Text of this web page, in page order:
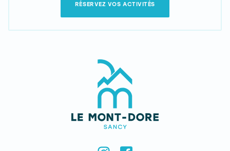
RÉSERVEZ VOS ACTIVITÉS